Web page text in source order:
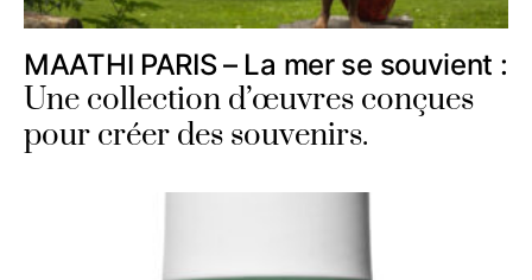
MAATHI PARIS – La mer se souvient :
Une collection d’œuvres conçues
pour créer des souvenirs.